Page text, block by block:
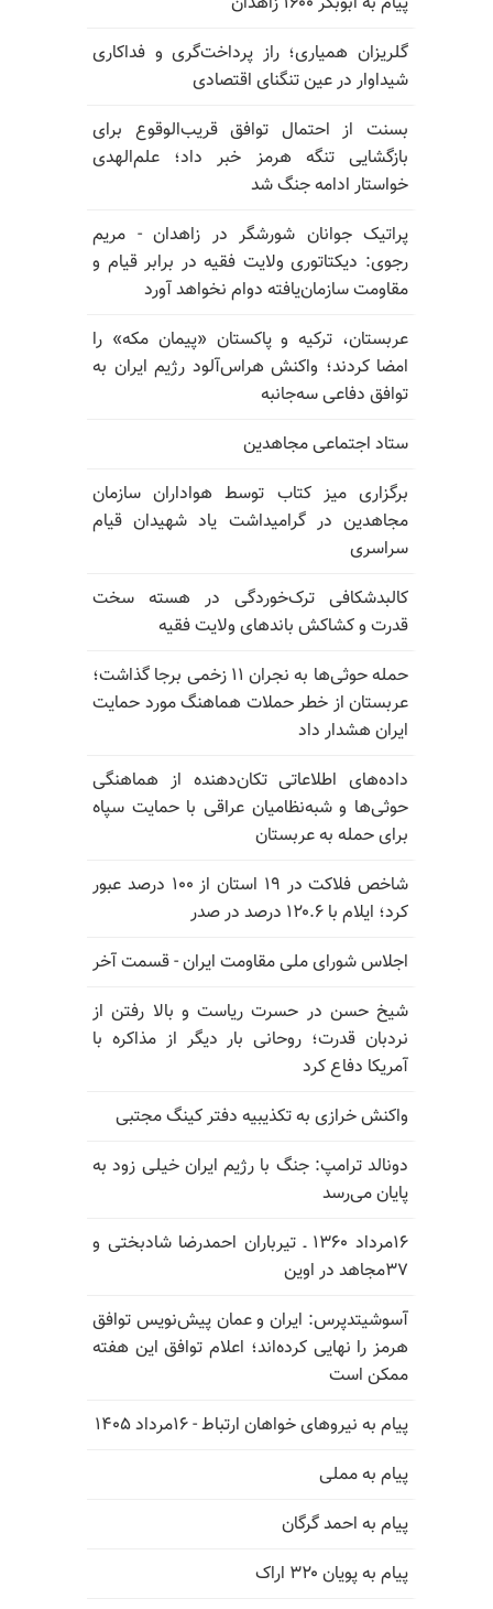
گلریزان همیاری؛ راز پرداخت‌گری و فداکاری
شیداوار در عین تنگنای اقتصادی
بسنت از احتمال توافق قریب‌الوقوع برای
بازگشایی تنگه هرمز خبر داد؛ علم‌الهدی
خواستار ادامه جنگ شد
پراتیک جوانان شورشگر در زاهدان - مریم
رجوی: دیکتاتوری ولایت فقیه در برابر قیام و
مقاومت سازمان‌یافته دوام نخواهد آورد
عربستان، ترکیه و پاکستان «پیمان مکه» را
امضا کردند؛ واکنش هراس‌آلود رژیم ایران به
توافق دفاعی سه‌جانبه
ستاد اجتماعی مجاهدین
برگزاری میز کتاب توسط هواداران سازمان
مجاهدین در گرامیداشت یاد شهیدان قیام
سراسری
کالبدشکافی ترک‌خوردگی در هسته سخت
قدرت و کشاکش باندهای ولایت فقیه
حمله حوثی‌ها به نجران ۱۱ زخمی برجا گذاشت؛
عربستان از خطر حملات هماهنگ مورد حمایت
ایران هشدار داد
داده‌های اطلاعاتی تکان‌دهنده از هماهنگی
حوثی‌ها و شبه‌نظامیان عراقی با حمایت سپاه
برای حمله به عربستان
شاخص فلاکت در ۱۹ استان از ۱۰۰ درصد عبور
کرد؛ ایلام با ۱۲۰.۶ درصد در صدر
اجلاس شورای ملی مقاومت ایران - قسمت آخر
شیخ حسن در حسرت ریاست و بالا رفتن از
نردبان قدرت؛ روحانی بار دیگر از مذاکره با
آمریکا دفاع کرد
واکنش خرازی به تکذیبیه دفتر کینگ مجتبی
دونالد ترامپ: جنگ با رژیم ایران خیلی زود به
پایان می‌رسد
۱۶مرداد ۱۳۶۰ ـ تیرباران احمدرضا شادبختی و
۳۷مجاهد در اوین
آسوشیتدپرس: ایران و عمان پیش‌نویس توافق
هرمز را نهایی کرده‌اند؛ اعلام توافق این هفته
ممکن است
پیام به نیروهای خواهان ارتباط - ۱۶مرداد ۱۴۰۵
پیام به مملی
پیام به احمد گرگان
پیام به پویان ۳۲۰ اراک